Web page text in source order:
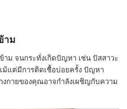
าม
ม จนกระทั่งเกิดปัญหา เช่น ปัสสาวะ
แต่มีการติดเชื้อบ่อยครั้ง ปัญหา
กายของคุณอาจกำลังเผชิญกับความ